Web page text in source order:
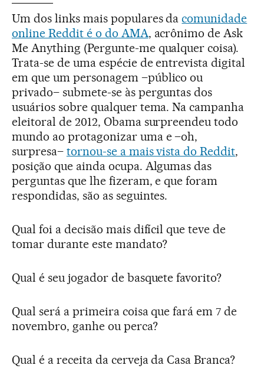
Um dos links mais populares dacomunidade
online Reddit é o do AMA, acrônimo de Ask
Me Anything (Pergunte-me qualquer coisa).
Trata-se de uma espécie de entrevista digital
em que um personagem –público ou
privado– submete-se às perguntas dos
usuários sobre qualquer tema. Na campanha
eleitoral de 2012, Obama surpreendeu todo
mundo ao protagonizar uma e –oh,
surpresa– tornou-se a mais vista do Reddit,
posição que ainda ocupa. Algumas das
perguntas que lhe fizeram, e que foram
respondidas, são as seguintes.
Qual foi a decisão mais difícil que teve de
tomar durante este mandato?
Qual é seu jogador de basquete favorito?
Qual será a primeira coisa que fará em 7 de
novembro, ganhe ou perca?
Qual é a receita da cerveja da Casa Branca?